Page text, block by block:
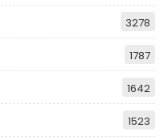
3278
1787
1642
1523